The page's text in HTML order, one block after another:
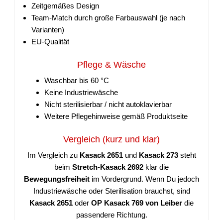
Zeitgemäßes Design
Team-Match durch große Farbauswahl (je nach
Varianten)
EU-Qualität
Pflege & Wäsche
Waschbar bis 60 °C
Keine Industriewäsche
Nicht sterilisierbar / nicht autoklavierbar
Weitere Pflegehinweise gemäß Produktseite
Vergleich (kurz und klar)
Im Vergleich zu Kasack 2651und Kasack 273steht
beim Stretch-Kasack 2692 klar die
Bewegungsfreiheit im Vordergrund. Wenn Du jedoch
Industriewäsche oder Sterilisation brauchst, sind
Kasack 2651 oder OP Kasack 769 von Leiber die
passendere Richtung.